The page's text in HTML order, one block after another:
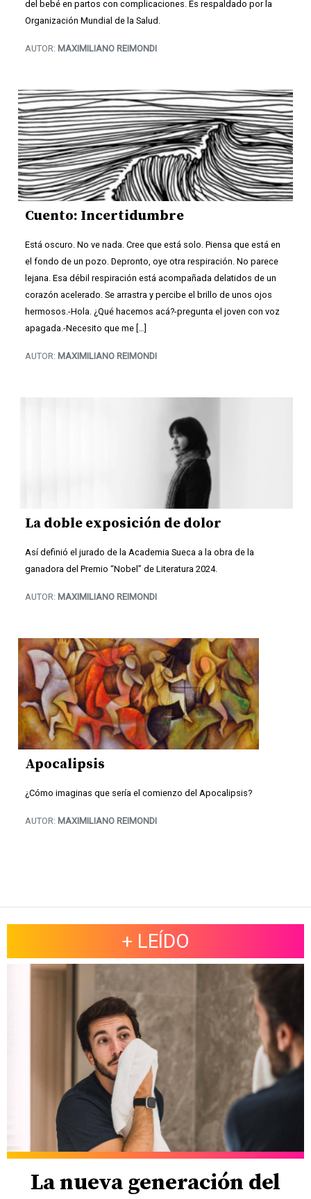
del bebé en partos con complicaciones. Es respaldado por la
Organización Mundial de la Salud.
AUTOR: MAXIMILIANO REIMONDI
Cuento: Incertidumbre
Está oscuro. No ve nada. Cree que está solo. Piensa que está en
el fondo de un pozo. Depronto, oye otra respiración. No parece
lejana. Esa débil respiración está acompañada delatidos de un
corazón acelerado. Se arrastra y percibe el brillo de unos ojos
hermosos.-Hola. ¿Qué hacemos acá?-pregunta el joven con voz
apagada.-Necesito que me […]
AUTOR: MAXIMILIANO REIMONDI
La doble exposición de dolor
Así definió el jurado de la Academia Sueca a la obra de la
ganadora del Premio “Nobel” de Literatura 2024.
AUTOR: MAXIMILIANO REIMONDI
Apocalipsis
¿Cómo imaginas que sería el comienzo del Apocalipsis?
AUTOR: MAXIMILIANO REIMONDI
+ LEÍDO
La nueva generación del